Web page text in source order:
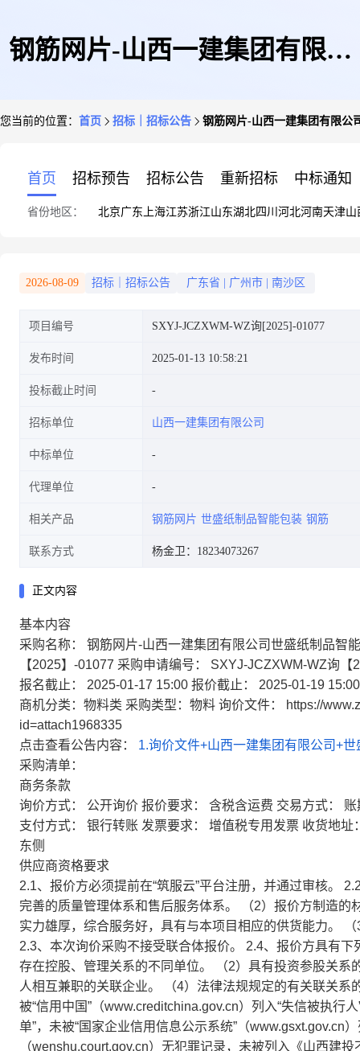
钢筋网片-山西一建集团有限公
您当前的位置： 首页 招标｜招标公告 钢筋网片-山西一建集团有限公
首页 招标预告 招标公告 重新招标 中标通知
省份地区： 北京广东 上海江苏浙江山东湖北四川 河北河南天津山
2026-08-09 招标｜招标公告 广东省 广州市 南沙区
项目编号 SXYJ-JCZXWM-WZ询[2025]-01077
发布时间 2025-01-13 10:58:21
投标截止时间
招标单位 山西一建集团有限公司
中标单位
代理单位
相关产品 钢筋网片 世盛纸制品智能包装 钢筋
联系方式 杨金卫：18234073267
正文内容
基本内容
采购名称： 钢筋网片-山西一建集团有限公司世盛纸制品智
【2025】-01077 采购申请编号： SXYJ-JCZXWM-WZ询【
报名截止： 2025-01-17 15:00 报价截止： 2025-01-19 15:00
商机分类：物料类 采购类型：物料 询价文件：
https://
id=attach1968335
点击查看公告内容： 1.询价文件+山西一建集团有限公司+
采购清单：
商务条款
询价方式： 公开询价 报价要求： 含税含运费 交易方式：
支付方式： 银行转账 发票要求： 增值税专用发票 收货地址
东侧
供应商资格要求
2.1、报价方必须提前在“筑服云”平台注册，并通过审核。
完善的质量管理体系和售后服务体系。 （2）报价方制造
实力雄厚，综合服务好，具有与本项目相应的供货能力。
2.3、本次询价采购不接受联合体报价。 2.4、报价方具有
存在控股、管理关系的不同单位。 （2）具有投资参股关
人相互兼职的关联企业。 （4）法律法规规定的有关联关
被“信用中国”（www.creditchina.gov.cn）列入“失信被执行
单”，未被“国家企业信用信息公示系统”（www.gsxt.gov.cn
（wenshu.court.gov.cn）无犯罪记录，未被列入《山西建